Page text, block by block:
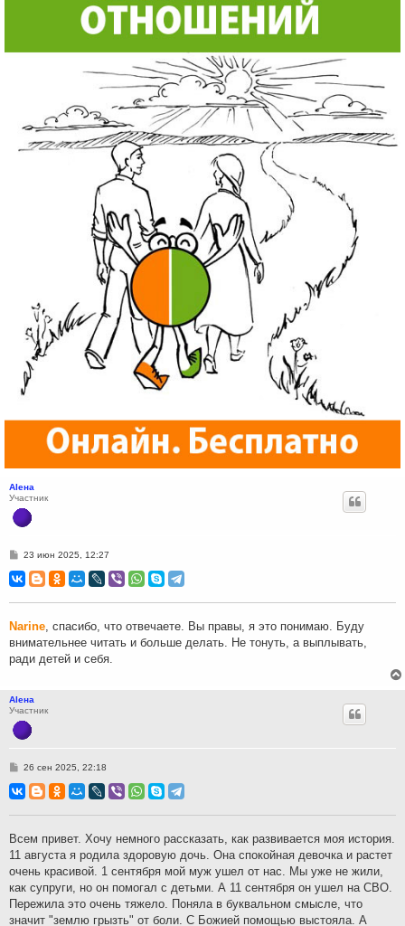
Аlена
Участник
С
о
б
и
е
23 июн 2025, 12:27
Narine, спасибо, что отвечаете. Вы правы, я это понимаю. Буду
внимательнее читать и больше делать. Не тонуть, а выплывать,
ради детей и себя.
Аlена
Участник
С
о
б
и
26 сен 2025, 22:18
Всем привет. Хочу немного рассказать, как развивается моя история.
11 августа я родила здоровую дочь. Она спокойная девочка и растет
очень красивой. 1 сентября мой муж ушел от нас. Мы уже не жили,
как супруги, но он помогал с детьми. А 11 сентября он ушел на СВО.
Пережила это очень тяжело. Поняла в буквальном смысле, что
значит "землю грызть" от боли. С Божией помощью выстояла. А